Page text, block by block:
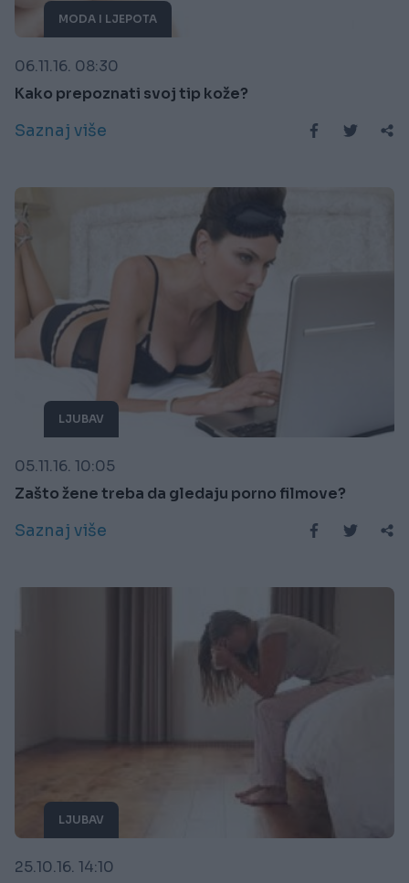
MODA I LJEPOTA
06.11.16. 08:30
Kako prepoznati svoj tip kože?
Saznaj više
LJUBAV
05.11.16. 10:05
Zašto žene treba da gledaju porno filmove?
Saznaj više
LJUBAV
25.10.16. 14:10